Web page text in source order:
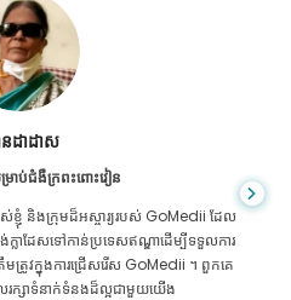
ដាដាស
ាប់ជំងឺក្រពះពោះវៀន
ញុំ និងក្រុមដ៏អស្ចារ្យរបស់ GoMedii ដែល
ក្លាដែសទៅកាន់ប្រទេសឥណ្ឌាដើម្បីទទួលការ
មត្រូវក្នុងការជ្រើសរើស GoMedii ។ ពួកគេ
លរក្សាទំនាក់ទំនងដ៏ល្អជាមួយយើង